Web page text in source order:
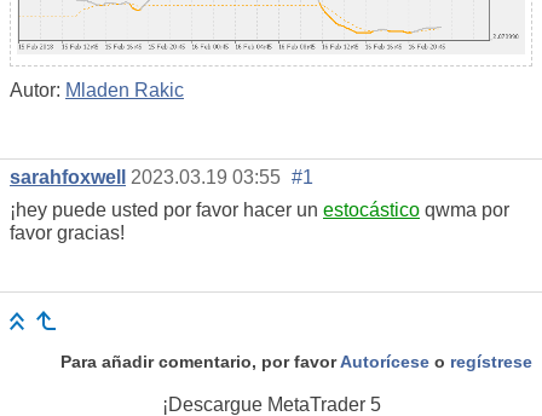
Autor: Mladen Rakic
sarahfoxwell 2023.03.19 03:55 #1
¡hey puede usted por favor hacer un estocástico qwma por
favor gracias!
Para añadir comentario, por favorAutorícese o regístrese
¡Descargue MetaTrader 5